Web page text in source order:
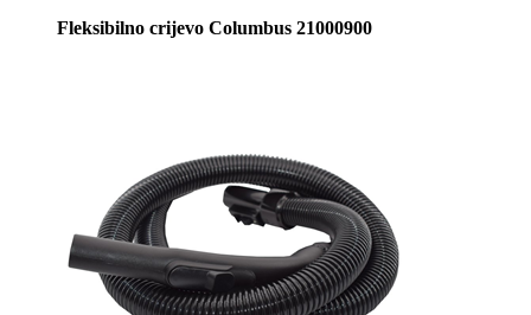
Fleksibilno crijevo Columbus 21000900